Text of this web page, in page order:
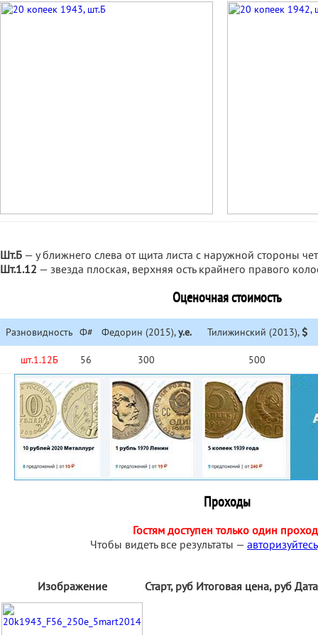
Шт.Б — у ближнего слева от щита листа с наружной стороны
Шт.1.12 — звезда плоская, верхняя ость крайнего правого
Оценочная стоимость
Разновидность Ф# Федорин (2015),у.е. Тилижинский (2013),
шт.1.12Б 56 300 500
Проходы
Гостям доступен только один
Чтобы видеть все результаты — авторизуйтесь
Изображение Старт, руб Итоговая цена, руб